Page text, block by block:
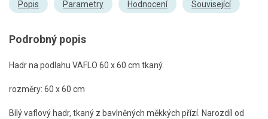
Popis Parametry Hodnocení Související
Podrobný popis
Hadr na podlahu VAFLO 60 x 60 cm tkaný.
rozměry: 60 x 60 cm
Bílý vaflový hadr, tkaný z bavlněných měkkých přízí. Narozdíl od